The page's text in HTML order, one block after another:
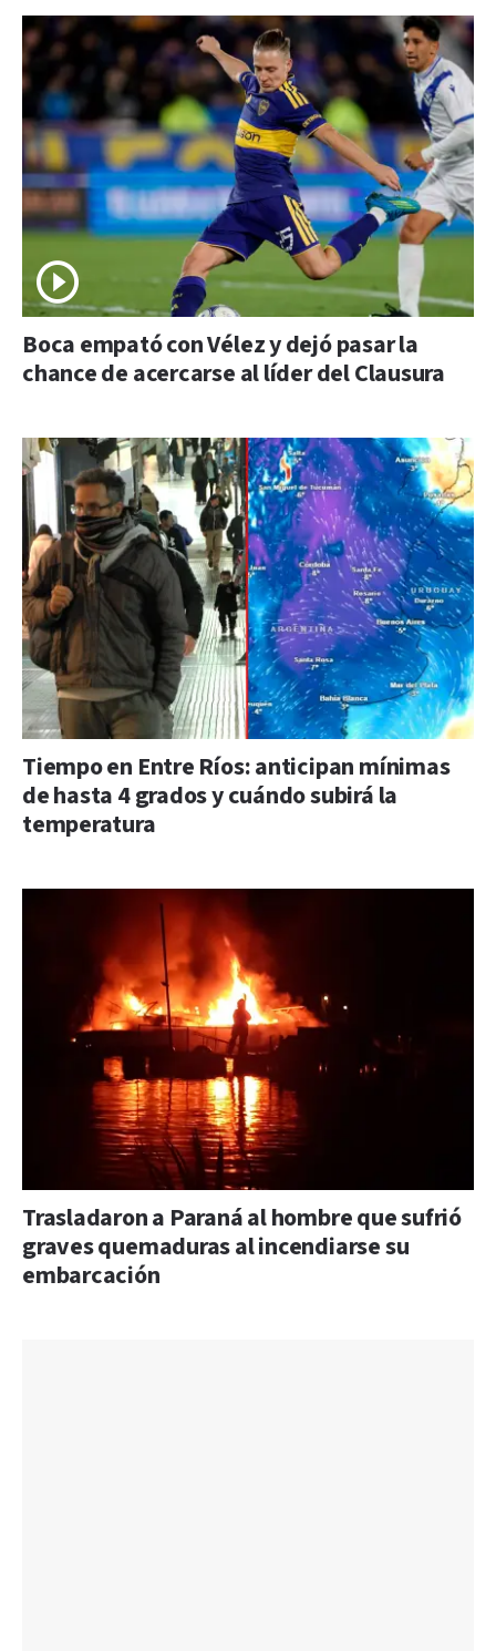
Boca empató con Vélez y dejó pasar la
chance de acercarse al líder del Clausura
Tiempo en Entre Ríos: anticipan mínimas
de hasta 4 grados y cuándo subirá la
temperatura
Trasladaron a Paraná al hombre que sufrió
graves quemaduras al incendiarse su
embarcación